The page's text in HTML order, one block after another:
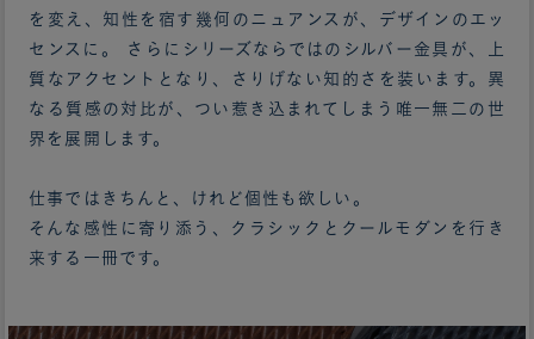
を変え、知性を宿す幾何のニュアンスが、デザインのエッ
センスに。 さらにシリーズならではのシルバー金具が、上
質なアクセントとなり、さりげない知的さを装います。異
なる質感の対比が、つい惹き込まれてしまう唯一無二の世
界を展開します。
仕事ではきちんと、けれど個性も欲しい。
そんな感性に寄り添う、クラシックとクールモダンを行き
来する一冊です。